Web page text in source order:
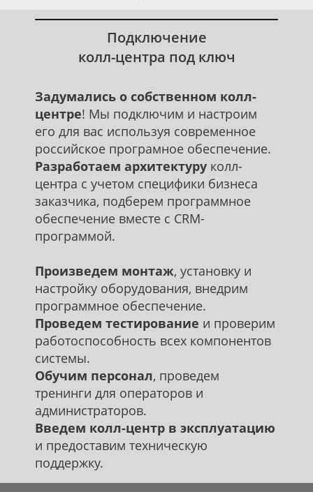
Подключение
колл-центра под ключ
Задумались о собственном колл-
центре! Мы подключим и настроим
его для вас используя современное
российское програмное обеспечение.
Разработаем архитектуру колл-
центра с учетом специфики бизнеса
заказчика, подберем программное
обеспечение вместе с CRM-
программой.
Произведем монтаж, установку и
настройку оборудования, внедрим
программное обеспечение.
Проведем тестирование и проверим
работоспособность всех компонентов
системы.
Обучим персонал, проведем
тренинги для операторов и
администраторов.
Введем колл-центр в эксплуатацию
и предоставим техническую
поддержку.